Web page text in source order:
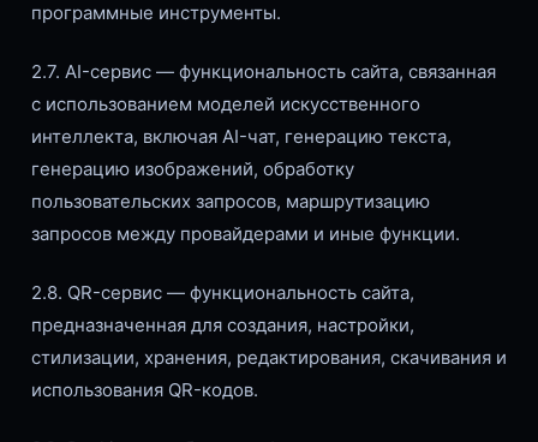
программные инструменты.
2.7. AI-сервис — функциональность сайта, связанная
с использованием моделей искусственного
интеллекта, включая AI-чат, генерацию текста,
генерацию изображений, обработку
пользовательских запросов, маршрутизацию
запросов между провайдерами и иные функции.
2.8. QR-сервис — функциональность сайта,
предназначенная для создания, настройки,
стилизации, хранения, редактирования, скачивания и
использования QR-кодов.